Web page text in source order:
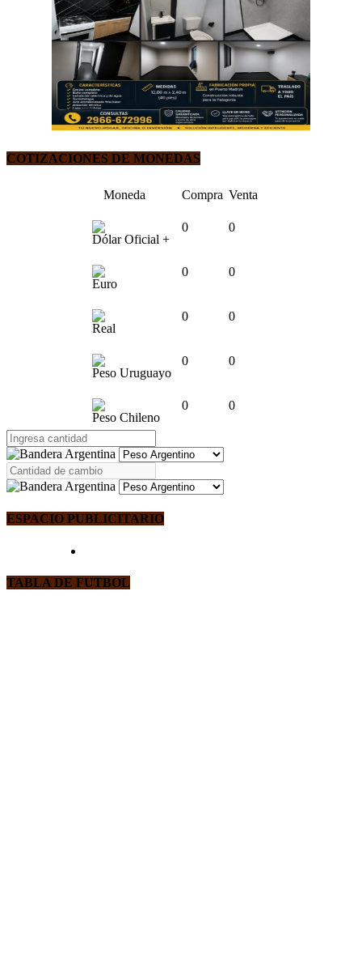
COTIZACIONES DE MONEDAS
Moneda Compra Venta
Dólar Oficial +
0 0
Euro
0 0
Real
0 0
Peso Uruguayo
0 0
Peso Chileno
0 0
ESPACIO PUBLICITARIO
TABLA DE FUTBOL